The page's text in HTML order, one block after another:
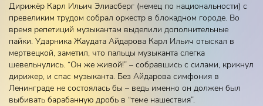
Дирижёр Карл Ильич Элиасберг (немец по национальности) с
превеликим трудом собрал оркестр в блокадном городе. Во
время репетиций музыкантам выделили дополнительные
пайки. Ударника Жаудата Айдарова Карл Ильич отыскал в
мертвецкой, заметил, что пальцы музыканта слегка
шевельнулись. “Он же живой!” – собравшись с силами, крикнул
дирижер, и спас музыканта. Без Айдарова симфония в
Ленинграде не состоялась бы – ведь именно он должен был
выбивать барабанную дробь в “теме нашествия”.